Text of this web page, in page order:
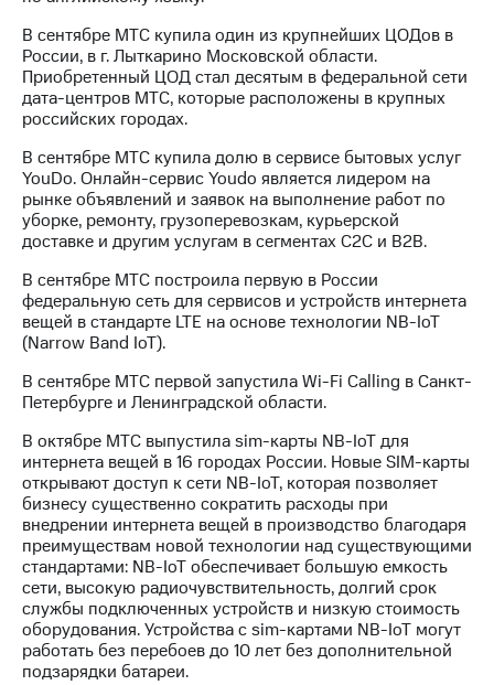
В сентябре МТС купила один из крупнейших ЦОДов в
России, в г. Лыткарино Московской области.
Приобретенный ЦОД стал десятым в федеральной сети
дата-центров МТС, которые расположены в крупных
российских городах.
В сентябре МТС купила долю в сервисе бытовых услуг
YouDo. Онлайн-сервис Youdo является лидером на
рынке объявлений и заявок на выполнение работ по
уборке, ремонту, грузоперевозкам, курьерской
доставке и другим услугам в сегментах С2С и В2В.
В сентябре МТС построила первую в России
федеральную сеть для сервисов и устройств интернета
вещей в стандарте LTE на основе технологии NB-IoT
(Narrow Band IoT).
В сентябре МТС первой запустила Wi-Fi Calling в Санкт-
Петербурге и Ленинградской области.
В октябре МТС выпустила sim-карты NB-IoT для
интернета вещей в 16 городах России. Новые SIM-карты
открывают доступ к сети NB-IoT, которая позволяет
бизнесу существенно сократить расходы при
внедрении интернета вещей в производство благодаря
преимуществам новой технологии над существующими
стандартами: NB-IoT обеспечивает большую емкость
сети, высокую радиочувствительность, долгий срок
службы подключенных устройств и низкую стоимость
оборудования. Устройства с sim-картами NB-IoT могут
работать без перебоев до 10 лет без дополнительной
подзарядки батареи.